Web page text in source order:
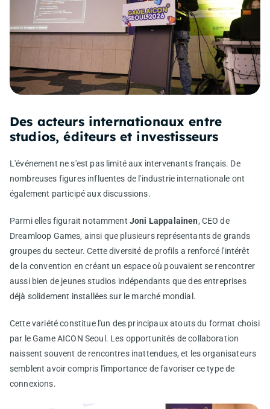
Des acteurs internationaux entre
studios, éditeurs et investisseurs
L'événement ne s'est pas limité aux intervenants français. De
nombreuses figures influentes de l'industrie internationale ont
également participé aux discussions.
Parmi elles figurait notamment Joni Lappalainen, CEO de
Dreamloop Games, ainsi que plusieurs représentants de grands
groupes du secteur. Cette diversité de profils a renforcé l'intérêt
de la convention en créant un espace où pouvaient se rencontrer
aussi bien de jeunes studios indépendants que des entreprises
déjà solidement installées sur le marché mondial.
Cette variété constitue l'un des principaux atouts du format choisi
par le Game AICON Seoul. Les opportunités de collaboration
naissent souvent de rencontres inattendues, et les organisateurs
semblent avoir compris l'importance de favoriser ce type de
connexions.